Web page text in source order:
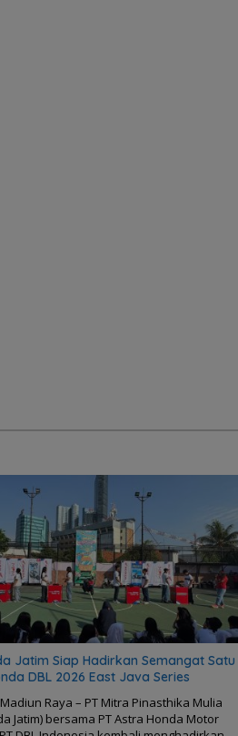
Jatim Siap Hadirkan Semangat Satu
DBL 2026 East Java Series
Raya – PT Mitra Pinasthika Mulia
Jatim) bersama PT Astra Honda Motor